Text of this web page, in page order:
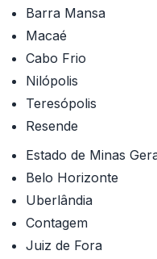
Barra Mansa
Macaé
Cabo Frio
Nilópolis
Teresópolis
Resende
Estado de Minas
Belo Horizonte
Uberlândia
Contagem
Juiz de Fora